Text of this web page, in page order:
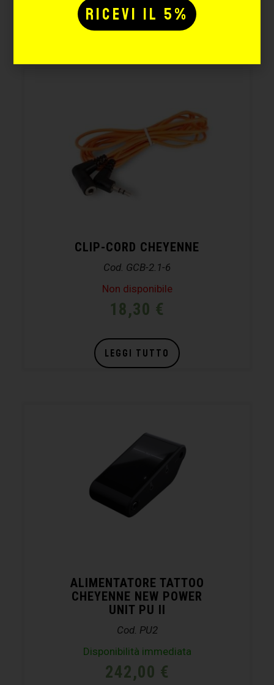
AGGIUNGI
CLIP-CORD CHEYENNE
Cod. GCB-2.1-6
Non disponibile
18,30 €
LEGGI TUTTO
ALIMENTATORE TATTOO
CHEYENNE NEW POWER
UNIT PU II
Cod. PU2
Disponibilità immediata
242,00 €